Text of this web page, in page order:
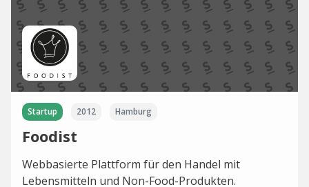
Startup 2012 Hamburg
Foodist
Webbasierte Plattform für den Handel mit
Lebensmitteln und Non-Food-Produkten.